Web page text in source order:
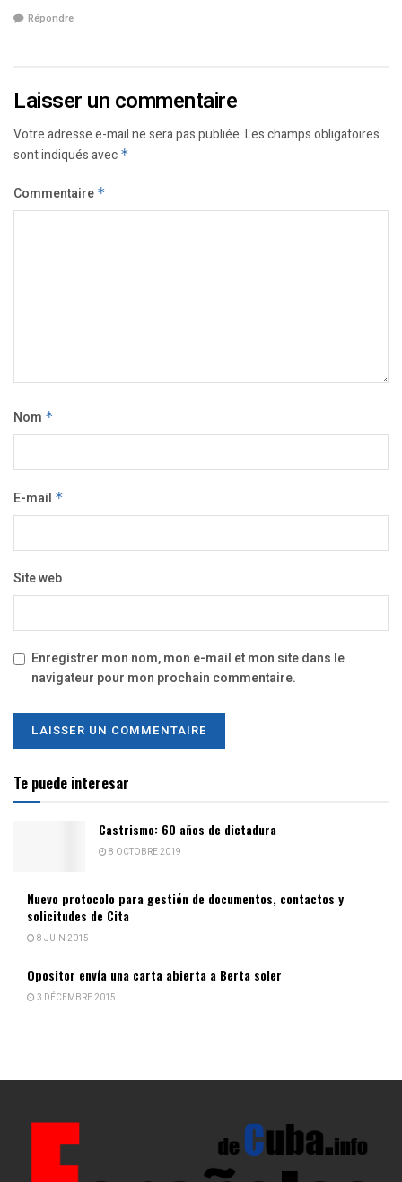
Répondre
Laisser un commentaire
Votre adresse e-mail ne sera pas publiée.Les champs obligatoires
sont indiqués avec *
Commentaire *
Nom *
E-mail *
Site web
Enregistrer mon nom, mon e-mail et mon site dans le
navigateur pour mon prochain commentaire.
Te puede interesar
Castrismo: 60 años de dictadura
8 OCTOBRE 2019
Nuevo protocolo para gestión de documentos, contactos y
solicitudes de Cita
8 JUIN 2015
Opositor envía una carta abierta a Berta soler
3 DÉCEMBRE 2015